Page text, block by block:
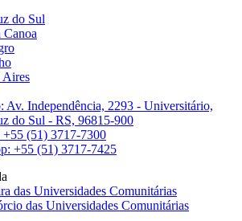
do Sul
Canoa
Aires
Av. Independência, 2293 - Universitário,
do Sul - RS, 96815-900
+55 (51) 3717-7300
+55 (51) 3717-7425